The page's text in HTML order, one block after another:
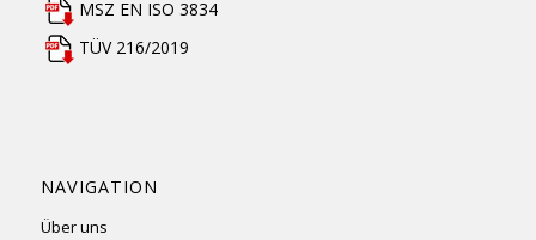
MSZ EN ISO 3834
TÜV 216/2019
NAVIGATION
Über uns